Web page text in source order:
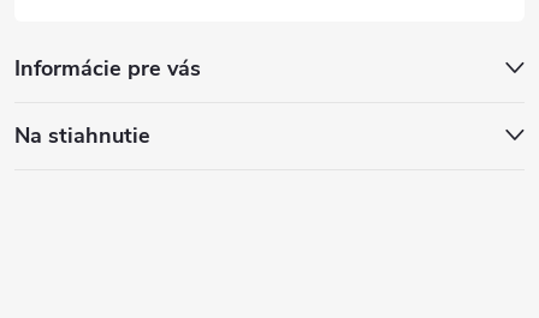
Informácie pre vás
Na stiahnutie